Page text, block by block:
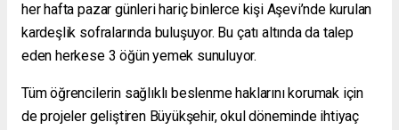
her hafta pazar günleri hariç binlerce kişi Aşevi’nde kurulan
kardeşlik sofralarında buluşuyor. Bu çatı altında da talep
eden herkese 3 öğün yemek sunuluyor.
Tüm öğrencilerin sağlıklı beslenme haklarını korumak için
de projeler geliştiren Büyükşehir, okul döneminde ihtiyaç